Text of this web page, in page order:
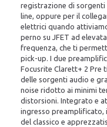
registrazione di sorgenti
line, oppure per il
elettrici quando
perno su JFET ad
frequenza, che ti
pick-up. I due
Focusrite Clarett+ 2 Pre
delle sorgenti audio e
noise ridotto ai minimi
distorsioni. Integrato e
ingresso preamplificato,
del classico e